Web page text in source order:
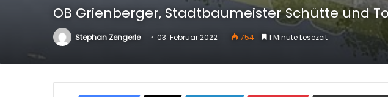
OB Grienberger, Stadtbaumeister Schütte und
Stephan Zengerle 03. Februar 2022 754 1 Minute Lesezeit